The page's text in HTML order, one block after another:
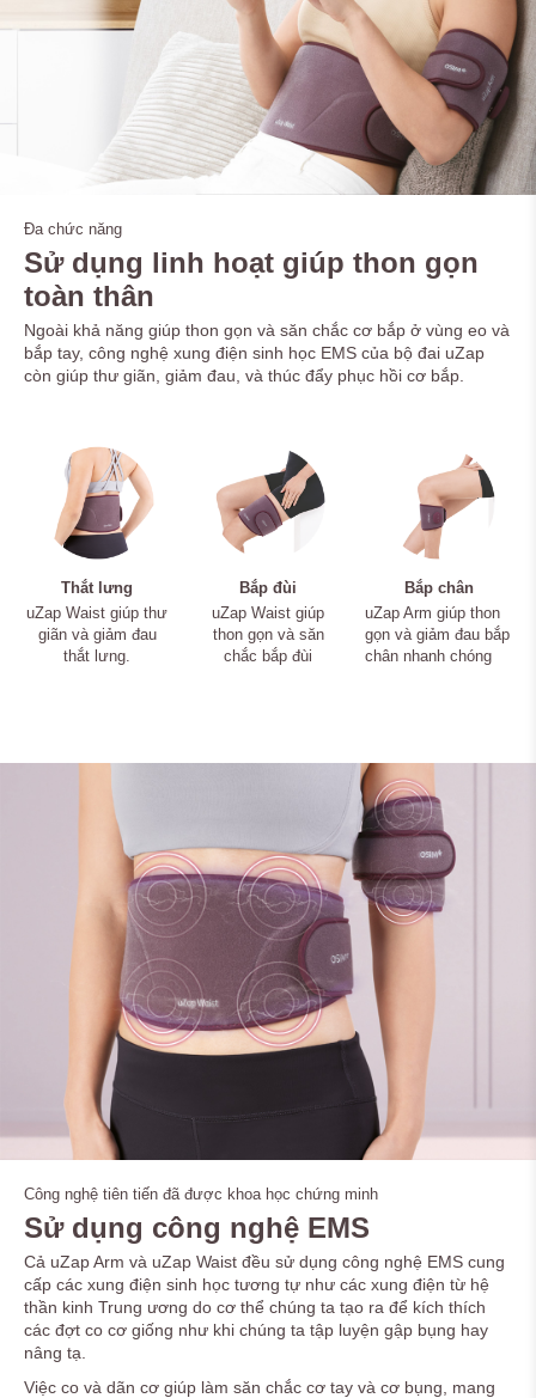
Đa chức năng
Sử dụng linh hoạt giúp thon gọn
toàn thân
Ngoài khả năng giúp thon gọn và săn chắc cơ bắp ở vùng eo và
bắp tay, công nghệ xung điện sinh học EMS của bộ đai uZap
còn giúp thư giãn, giảm đau, và thúc đẩy phục hồi cơ bắp.
Thắt lưng
uZap Waist giúp thư
giãn và giảm đau
thắt lưng.
Bắp đùi
uZap Waist giúp
thon gọn và săn
chắc bắp đùi
Bắp chân
uZap Arm giúp thon
gọn và giảm đau bắp
chân nhanh chóng
Công nghệ tiên tiến đã được khoa học chứng minh
Sử dụng công nghệ EMS
Cả uZap Arm và uZap Waist đều sử dụng công nghệ EMS cung
cấp các xung điện sinh học tương tự như các xung điện từ hệ
thần kinh Trung ương do cơ thể chúng ta tạo ra để kích thích
các đợt co cơ giống như khi chúng ta tập luyện gập bụng hay
nâng tạ.
Việc co và dãn cơ giúp làm săn chắc cơ tay và cơ bụng, mang